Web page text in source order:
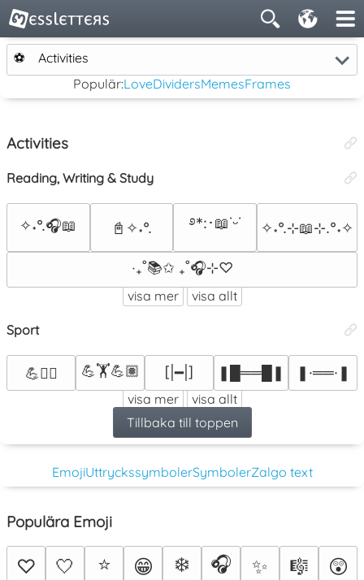
⚽
Activities
Populär:LoveDividersMemesFrames
Activities
Reading, Writing & Study
✧˖°.🎧📖 📓✧˖°. ࿔*:･📖˙ᵕ˙ ✧˖°.⊹📖⊹.°˖✧
‧₊˚📚✩ ₊˚🎧⊹♡
visa mer visa allt
Sport
💪🏋️‍♂️ 💪🏋💪🏽 [|━|] ❚█══█❚ ❚·══·❚
visa mer
visa allt
Tillbaka till toppen
EmojiUttryckssymbolerSymbolerZalgo text
Populära Emoji
♡ 🤍 ⭐ 😁 ❄️ 🎧 ✨ 🎼
😲